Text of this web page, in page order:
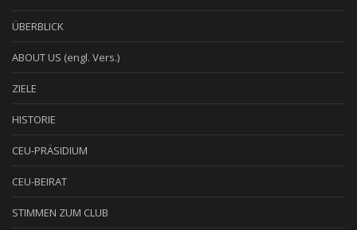
ÜBERBLICK
ABOUT US (engl. Vers.)
ZIELE
HISTORIE
CEU-PRÄSIDIUM
CEU-BEIRAT
STIMMEN ZUM CLUB